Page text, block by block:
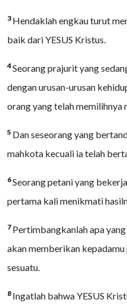
3 Hendaklah engkau turut
baik dari YESUS Kristus.
4Seorang prajurit yang
dengan urusan-urusan
orang yang telah memilihnya
5 Dan seseorang yang
mahkota kecuali ia telah
6Seorang petani yang
pertama kali menikmati
7 Pertimbangkanlah apa
akan memberikan
sesuatu.
8 Ingatlah bahwa YESUS